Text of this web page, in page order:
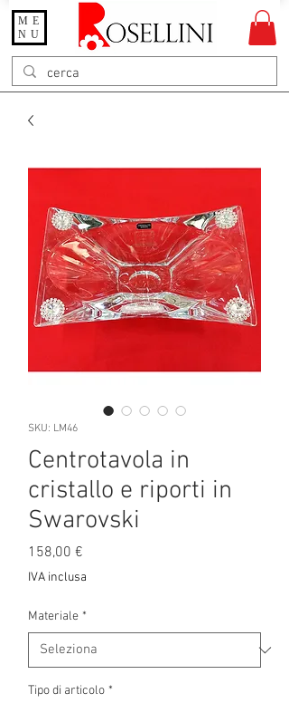
Gioielleria Rosellini
Rosellini online
ME
NU
SKU: LM46
Centrotavola in
cristallo e riporti in
Swarovski
158,00 €
IVA inclusa
Materiale *
Tipo di articolo *